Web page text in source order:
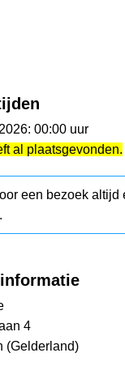
00:00 uur
al plaatsgevonden.
een bezoek
4
(Gelderland)